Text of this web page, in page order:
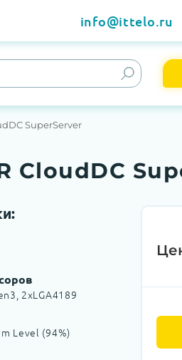
info@ittelo.ru
SuperServer
CloudDC
2хLGA4189
Level (94%)